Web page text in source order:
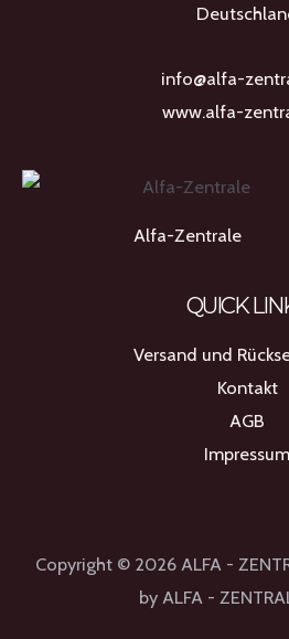
info@alfa-
www.alfa-
Alfa-Zentrale
QUICK
Versand und
Kontakt
AGB
Impressum
Copyright © 2026 ALFA -
by ALFA -